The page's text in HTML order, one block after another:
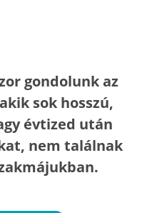
gondolunk az
sok hosszú,
évtized után
nem találnak